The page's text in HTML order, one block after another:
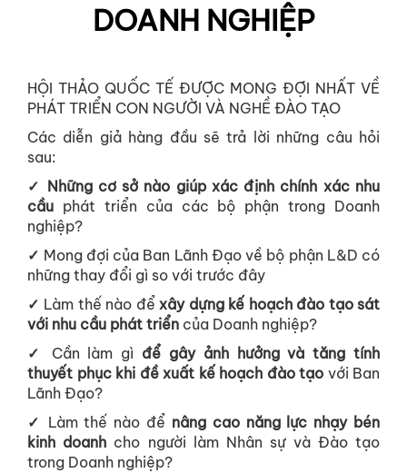
DOANH NGHIỆP
HỘI THẢO QUỐC TẾ ĐƯỢC MONG ĐỢI NHẤT VỀ
PHÁT TRIỂN CON NGƯỜI VÀ NGHỀ ĐÀO TẠO
Các diễn giả hàng đầu sẽ trả lời những câu hỏi
sau:
✓ Những cơ sở nào giúp xác định chính xác nhu
cầu phát triển của các bộ phận trong Doanh
nghiệp?
✓ Mong đợi của Ban Lãnh Đạo về bộ phận L&D có
những thay đổi gì so với trước đây
✓ Làm thế nào để xây dựng kế hoạch đào tạo sát
với nhu cầu phát triển của Doanh nghiệp?
✓ Cần làm gì để gây ảnh hưởng và tăng tính
thuyết phục khi đề xuất kế hoạch đào tạo với Ban
Lãnh Đạo?
✓ Làm thế nào để nâng cao năng lực nhạy bén
kinh doanh cho người làm Nhân sự và Đào tạo
trong Doanh nghiệp?